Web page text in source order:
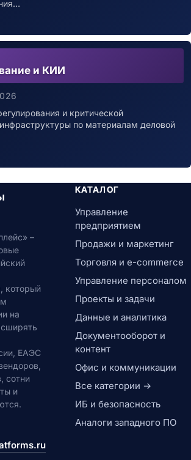
и КИИ
и критической
по материалам деловой
–
который
на
ЕАЭС
сотни
и
КАТАЛОГ
Управление
предприятием
Продажи и маркетинг
Торговля и e-commerce
Управление персоналом
Проекты и задачи
Данные и аналитика
Документооборот и
контент
Офис и коммуникации
Все категории →
ИБ и безопасность
Аналоги западного ПО